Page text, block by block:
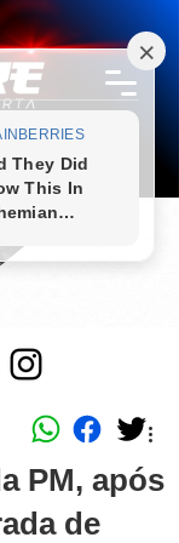
PM, após
de